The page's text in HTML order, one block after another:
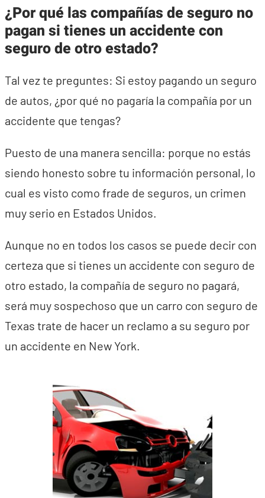
¿Por qué las compañías de seguro no
pagan si tienes un accidente con
seguro de otro estado?
Tal vez te preguntes: Si estoy pagando un seguro
de autos, ¿por qué no pagaría la compañía por un
accidente que tengas?
Puesto de una manera sencilla: porque no estás
siendo honesto sobre tu información personal, lo
cual es visto como frade de seguros, un crimen
muy serio en Estados Unidos.
Aunque no en todos los casos se puede decir con
certeza que si tienes un accidente con seguro de
otro estado, la compañía de seguro no pagará,
será muy sospechoso que un carro con seguro de
Texas trate de hacer un reclamo a su seguro por
un accidente en New York.